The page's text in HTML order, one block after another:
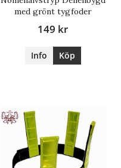
med grönt tygfoder
149 kr
Info Köp